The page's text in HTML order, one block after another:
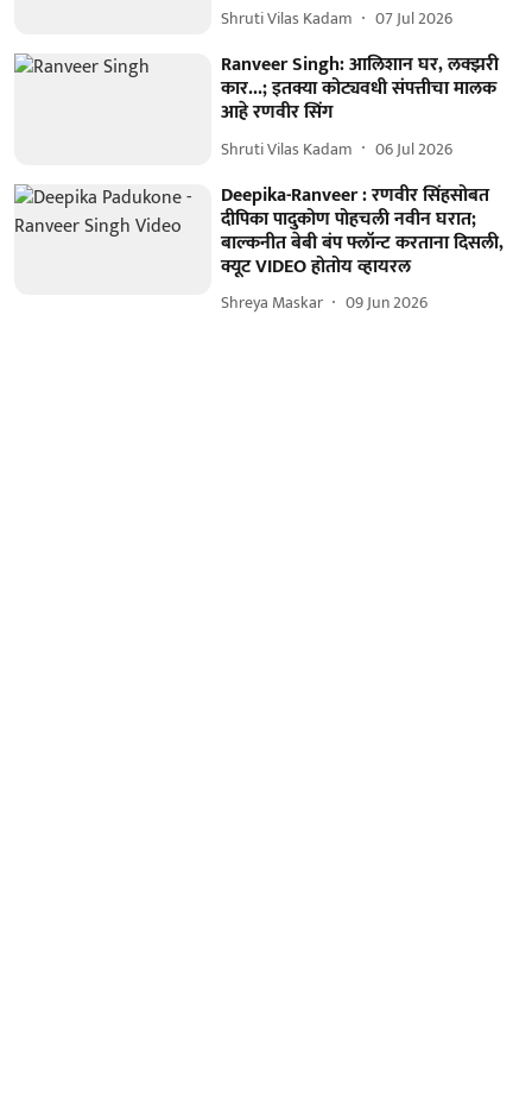
Shruti Vilas Kadam 07 Jul 2026
Ranveer Singh: आलिशान घर, लक्झरी
कार...; इतक्या कोट्यवधी संपत्तीचा मालक
आहे रणवीर सिंग
Shruti Vilas Kadam 06 Jul 2026
Deepika-Ranveer : रणवीर सिंहसोबत
दीपिका पादुकोण पोहचली नवीन घरात;
बाल्कनीत बेबी बंप फ्लॉन्ट करताना दिसली,
क्यूट VIDEO होतोय व्हायरल
Shreya Maskar 09 Jun 2026